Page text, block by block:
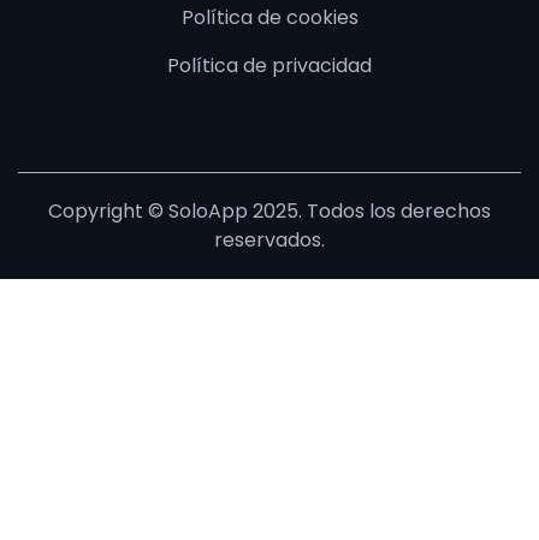
Política de cookies
Política de privacidad
Copyright © SoloApp 2025. Todos los derechos
reservados.